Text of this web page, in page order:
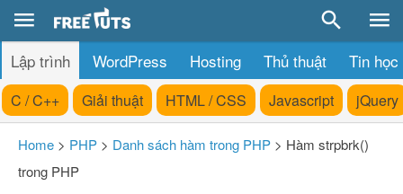
Lập trình WordPress Hosting Thủ thuật Tin học
C / C++ Giải thuật HTML / CSS Javascript jQuery
Home > PHP > Danh sách hàm trong PHP > Hàm strpbrk()
trong PHP